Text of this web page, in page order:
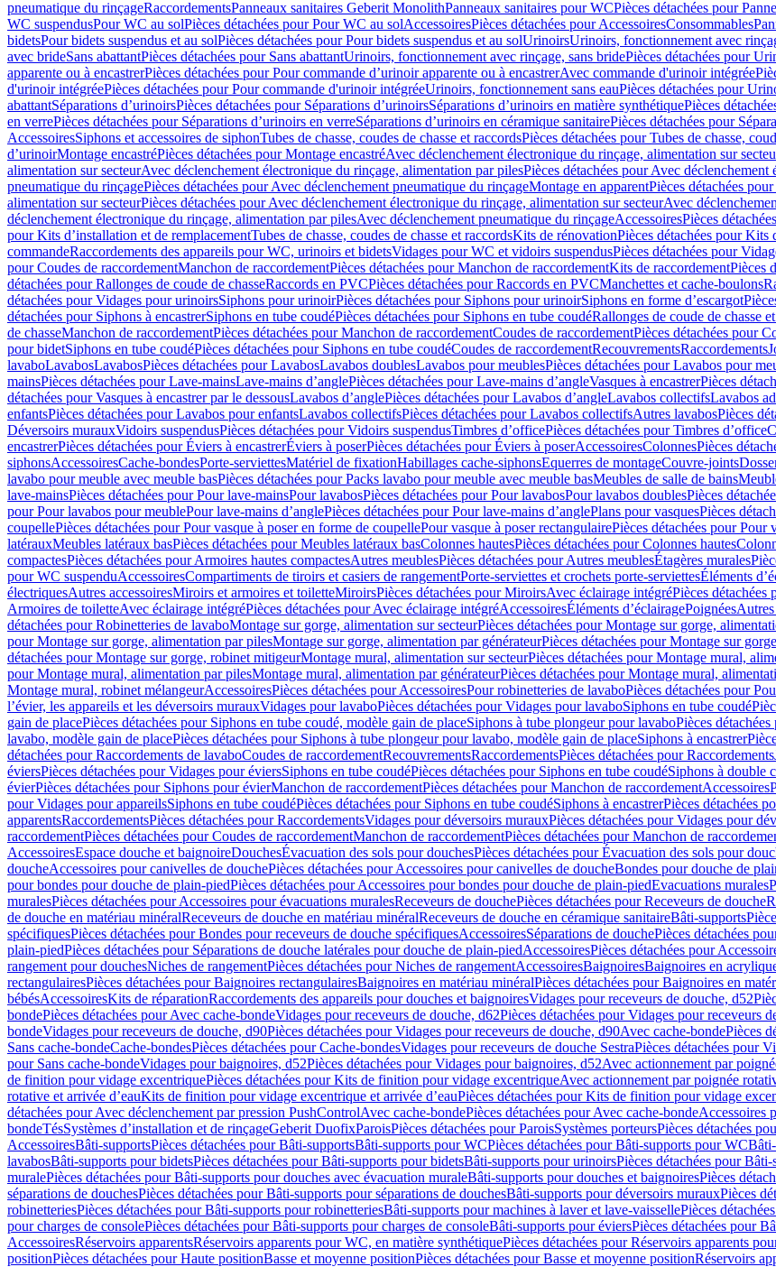
pneumatique du rinçageRaccordementsPanneaux sanitaires Geberit MonolithPanneaux sanitaires pour WCPièces détachées pour
WC suspendusPour WC au solPièces détachées pour Pour WC au solAccessoiresPièces détachées pour AccessoiresConsommables
bidetsPour bidets suspendus et au solPièces détachées pour Pour bidets suspendus et au solUrinoirsUrinoirs, fonctionnement avec
avec brideSans abattantPièces détachées pour Sans abattantUrinoirs, fonctionnement avec rinçage, sans bridePièces détachées pour
apparente ou à encastrerPièces détachées pour Pour commande d’urinoir apparente ou à encastrerAvec commande d'urinoir intégrée
d'urinoir intégréePièces détachées pour Pour commande d'urinoir intégréeUrinoirs, fonctionnement sans eauPièces détachées pour
abattantSéparations d’urinoirsPièces détachées pour Séparations d’urinoirsSéparations d’urinoirs en matière synthétiquePièces
en verrePièces détachées pour Séparations d’urinoirs en verreSéparations d’urinoirs en céramique sanitairePièces détachées pour
AccessoiresSiphons et accessoires de siphonTubes de chasse, coudes de chasse et raccordsPièces détachées pour Tubes de chasse,
dʼurinoirMontage encastréPièces détachées pour Montage encastréAvec déclenchement électronique du rinçage, alimentation sur
alimentation sur secteurAvec déclenchement électronique du rinçage, alimentation par pilesPièces détachées pour Avec
pneumatique du rinçagePièces détachées pour Avec déclenchement pneumatique du rinçageMontage en apparentPièces détachées
alimentation sur secteurPièces détachées pour Avec déclenchement électronique du rinçage, alimentation sur secteurAvec
déclenchement électronique du rinçage, alimentation par pilesAvec déclenchement pneumatique du rinçageAccessoiresPièces
pour Kits d’installation et de remplacementTubes de chasse, coudes de chasse et raccordsKits de rénovationPièces détachées pour Kits
commandeRaccordements des appareils pour WC, urinoirs et bidetsVidages pour WC et vidoirs suspendusPièces détachées pour
pour Coudes de raccordementManchon de raccordementPièces détachées pour Manchon de raccordementKits de raccordementPièces
détachées pour Rallonges de coude de chasseRaccords en PVCPièces détachées pour Raccords en PVCManchettes et cache-boulons
détachées pour Vidages pour urinoirsSiphons pour urinoirPièces détachées pour Siphons pour urinoirSiphons en forme d’escargot
détachées pour Siphons à encastrerSiphons en tube coudéPièces détachées pour Siphons en tube coudéRallonges de coude de chasse
de chasseManchon de raccordementPièces détachées pour Manchon de raccordementCoudes de raccordementPièces détachées pour
pour bidetSiphons en tube coudéPièces détachées pour Siphons en tube coudéCoudes de raccordementRecouvrementsRaccordements
lavaboLavabosLavabosPièces détachées pour LavabosLavabos doublesLavabos pour meublesPièces détachées pour Lavabos pour
mainsPièces détachées pour Lave-mainsLave-mains d’anglePièces détachées pour Lave-mains d’angleVasques à encastrerPièces
détachées pour Vasques à encastrer par le dessousLavabos d’anglePièces détachées pour Lavabos d’angleLavabos collectifsLavabos
enfantsPièces détachées pour Lavabos pour enfantsLavabos collectifsPièces détachées pour Lavabos collectifsAutres lavabosPièces
Déversoirs murauxVidoirs suspendusPièces détachées pour Vidoirs suspendusTimbres dʼofficePièces détachées pour Timbres dʼoffice
encastrerPièces détachées pour Éviers à encastrerÉviers à poserPièces détachées pour Éviers à poserAccessoiresColonnesPièces
siphonsAccessoiresCache-bondesPorte-serviettesMatériel de fixationHabillages cache-siphonsEquerres de montageCouvre-joints
lavabo pour meuble avec meuble basPièces détachées pour Packs lavabo pour meuble avec meuble basMeubles de salle de bains
lave-mainsPièces détachées pour Pour lave-mainsPour lavabosPièces détachées pour Pour lavabosPour lavabos doublesPièces
pour Pour lavabos pour meublePour lave-mains d’anglePièces détachées pour Pour lave-mains d’anglePlans pour vasquesPièces
coupellePièces détachées pour Pour vasque à poser en forme de coupellePour vasque à poser rectangulairePièces détachées pour Pour
latérauxMeubles latéraux basPièces détachées pour Meubles latéraux basColonnes hautesPièces détachées pour Colonnes hautes
compactesPièces détachées pour Armoires hautes compactesAutres meublesPièces détachées pour Autres meublesÉtagères murales
pour WC suspenduAccessoiresCompartiments de tiroirs et casiers de rangementPorte-serviettes et crochets porte-serviettesÉléments
électriquesAutres accessoiresMiroirs et armoires et toiletteMiroirsPièces détachées pour MiroirsAvec éclairage intégréPièces détachées
Armoires de toiletteAvec éclairage intégréPièces détachées pour Avec éclairage intégréAccessoiresÉléments d’éclairagePoignéesAutres
détachées pour Robinetteries de lavaboMontage sur gorge, alimentation sur secteurPièces détachées pour Montage sur gorge,
pour Montage sur gorge, alimentation par pilesMontage sur gorge, alimentation par générateurPièces détachées pour Montage sur
détachées pour Montage sur gorge, robinet mitigeurMontage mural, alimentation sur secteurPièces détachées pour Montage mural,
pour Montage mural, alimentation par pilesMontage mural, alimentation par générateurPièces détachées pour Montage mural,
Montage mural, robinet mélangeurAccessoiresPièces détachées pour AccessoiresPour robinetteries de lavaboPièces détachées pour
l’évier, les appareils et les déversoirs murauxVidages pour lavaboPièces détachées pour Vidages pour lavaboSiphons en tube coudé
gain de placePièces détachées pour Siphons en tube coudé, modèle gain de placeSiphons à tube plongeur pour lavaboPièces
lavabo, modèle gain de placePièces détachées pour Siphons à tube plongeur pour lavabo, modèle gain de placeSiphons à encastrer
détachées pour Raccordements de lavaboCoudes de raccordementRecouvrementsRaccordementsPièces détachées pour Raccordements
éviersPièces détachées pour Vidages pour éviersSiphons en tube coudéPièces détachées pour Siphons en tube coudéSiphons à double
évierPièces détachées pour Siphons pour évierManchon de raccordementPièces détachées pour Manchon de raccordementAccessoires
pour Vidages pour appareilsSiphons en tube coudéPièces détachées pour Siphons en tube coudéSiphons à encastrerPièces détachées
apparentsRaccordementsPièces détachées pour RaccordementsVidages pour déversoirs murauxPièces détachées pour Vidages pour
raccordementPièces détachées pour Coudes de raccordementManchon de raccordementPièces détachées pour Manchon de
AccessoiresEspace douche et baignoireDouchesÉvacuation des sols pour douchesPièces détachées pour Évacuation des sols pour
doucheAccessoires pour canivelles de douchePièces détachées pour Accessoires pour canivelles de doucheBondes pour douche de
pour bondes pour douche de plain-piedPièces détachées pour Accessoires pour bondes pour douche de plain-piedEvacuations murales
muralesPièces détachées pour Accessoires pour évacuations muralesReceveurs de douchePièces détachées pour Receveurs de douche
de douche en matériau minéralReceveurs de douche en matériau minéralReceveurs de douche en céramique sanitaireBâti-supports
spécifiquesPièces détachées pour Bondes pour receveurs de douche spécifiquesAccessoiresSéparations de douchePièces détachées
plain-piedPièces détachées pour Séparations de douche latérales pour douche de plain-piedAccessoiresPièces détachées pour
rangement pour douchesNiches de rangementPièces détachées pour Niches de rangementAccessoiresBaignoiresBaignoires en
rectangulairesPièces détachées pour Baignoires rectangulairesBaignoires en matériau minéralPièces détachées pour Baignoires en
bébésAccessoiresKits de réparationRaccordements des appareils pour douches et baignoiresVidages pour receveurs de douche, d52
bondePièces détachées pour Avec cache-bondeVidages pour receveurs de douche, d62Pièces détachées pour Vidages pour receveurs
bondeVidages pour receveurs de douche, d90Pièces détachées pour Vidages pour receveurs de douche, d90Avec cache-bondePièces
Sans cache-bondeCache-bondesPièces détachées pour Cache-bondesVidages pour receveurs de douche SestraPièces détachées pour
pour Sans cache-bondeVidages pour baignoires, d52Pièces détachées pour Vidages pour baignoires, d52Avec actionnement par
de finition pour vidage excentriquePièces détachées pour Kits de finition pour vidage excentriqueAvec actionnement par poignée
rotative et arrivée d’eauKits de finition pour vidage excentrique et arrivée d’eauPièces détachées pour Kits de finition pour vidage
détachées pour Avec déclenchement par pression PushControlAvec cache-bondePièces détachées pour Avec cache-bondeAccessoires
bondeTésSystèmes d’installation et de rinçageGeberit DuofixParoisPièces détachées pour ParoisSystèmes porteursPièces détachées
AccessoiresBâti-supportsPièces détachées pour Bâti-supportsBâti-supports pour WCPièces détachées pour Bâti-supports pour WC
lavabosBâti-supports pour bidetsPièces détachées pour Bâti-supports pour bidetsBâti-supports pour urinoirsPièces détachées pour
muralePièces détachées pour Bâti-supports pour douches avec évacuation muraleBâti-supports pour douches et baignoiresPièces
séparations de douchesPièces détachées pour Bâti-supports pour séparations de douchesBâti-supports pour déversoirs murauxPièces
robinetteriesPièces détachées pour Bâti-supports pour robinetteriesBâti-supports pour machines à laver et lave-vaissellePièces
pour charges de consolePièces détachées pour Bâti-supports pour charges de consoleBâti-supports pour éviersPièces détachées pour
AccessoiresRéservoirs apparentsRéservoirs apparents pour WC, en matière synthétiquePièces détachées pour Réservoirs apparents
positionPièces détachées pour Haute positionBasse et moyenne positionPièces détachées pour Basse et moyenne positionRéservoirs